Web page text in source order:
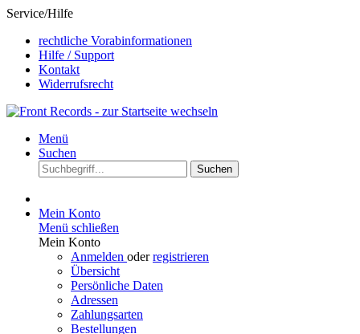
Service/Hilfe
rechtliche Vorabinformationen
Hilfe / Support
Kontakt
Widerrufsrecht
Menü
Suchen
Suchen
Mein Konto
Menü schließen
Mein Konto
Anmelden oderregistrieren
Übersicht
Persönliche Daten
Adressen
Zahlungsarten
Bestellungen